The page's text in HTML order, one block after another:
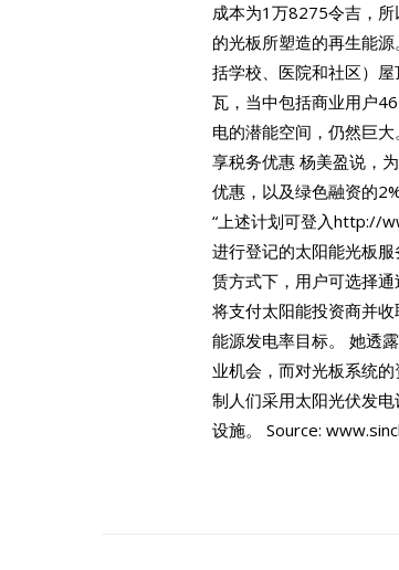
成本为1万8275令吉，
的光板所塑造的再生能
括学校、医院和社区）
瓦，当中包括商业用户
电的潜能空间，仍然巨
享税务优惠 杨美盈说，
优惠，以及绿色融资的
“上述计划可登入http://
进行登记的太阳能光板
赁方式下，用户可选择通
将支付太阳能投资商并
能源发电率目标。 她透
业机会，而对光板系统
制人们采用太阳光伏发
设施。 Source: